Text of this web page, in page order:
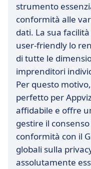
strumento
conformità alle
dati. La sua
user-friendly lo
di tutte le
imprenditori
Per questo
perfetto per
affidabile e offre
gestire il
conformità con il
globali sulla
assolutamente